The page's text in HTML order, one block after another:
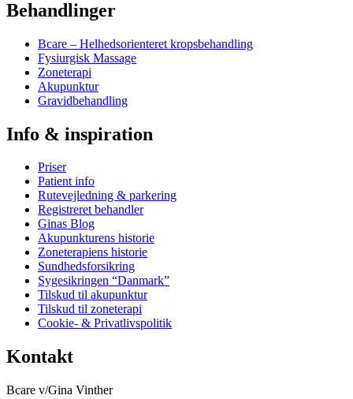
Behandlinger
Bcare – Helhedsorienteret kropsbehandling
Fysiurgisk Massage
Zoneterapi
Akupunktur
Gravidbehandling
Info & inspiration
Priser
Patient info
Rutevejledning & parkering
Registreret behandler
Ginas Blog
Akupunkturens historie
Zoneterapiens historie
Sundhedsforsikring
Sygesikringen “Danmark”
Tilskud til akupunktur
Tilskud til zoneterapi
Cookie- & Privatlivspolitik
Kontakt
Bcare v/Gina Vinther